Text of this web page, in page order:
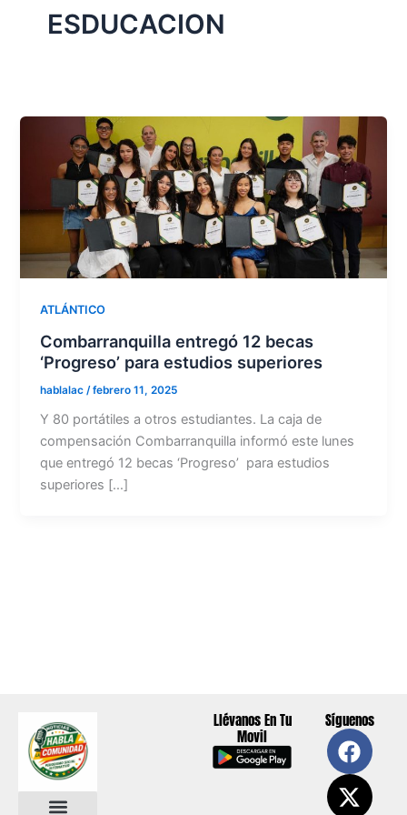
ESDUCACION
ATLÁNTICO
Combarranquilla entregó 12 becas
‘Progreso’ para estudios superiores
hablalac /febrero 11, 2025
Y 80 portátiles a otros estudiantes. La caja de
compensación Combarranquilla informó este lunes
que entregó 12 becas ‘Progreso’ para estudios
superiores […]
Llévanos En Tu
Movil
Síguenos
F
a
c
e
X
-
t
w
Y
o
u
t
I
n
s
t